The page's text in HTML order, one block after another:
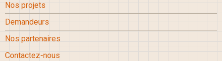
Nos projets
Demandeurs
Nos partenaires
Contactez-nous